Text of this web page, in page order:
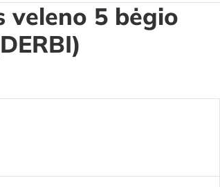
veleno 5 bėgio